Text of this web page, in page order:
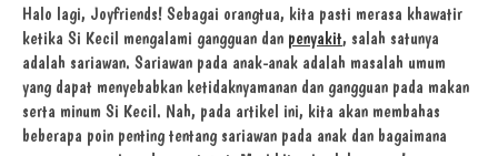
Halo lagi, Joyfriends! Sebagai orangtua, kita pasti merasa khawatir
ketika Si Kecil mengalami gangguan dan penyakit, salah satunya
adalah sariawan. Sariawan pada anak-anak adalah masalah umum
yang dapat menyebabkan ketidaknyamanan dan gangguan pada makan
serta minum Si Kecil. Nah, pada artikel ini, kita akan membahas
beberapa poin penting tentang sariawan pada anak dan bagaimana